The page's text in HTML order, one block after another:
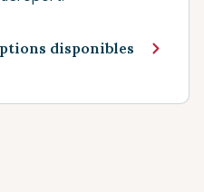
disponibles